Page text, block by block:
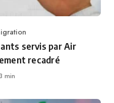
servis par Air
recadré
min